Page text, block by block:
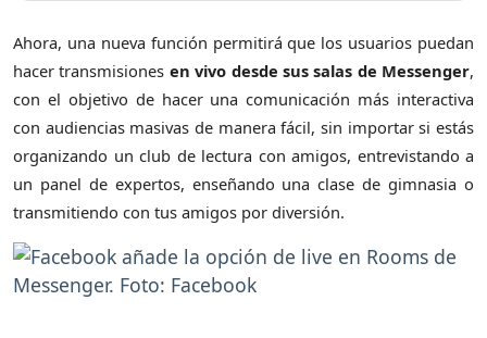
Ahora, una nueva función permitirá que los usuarios puedan
hacer transmisiones en vivo desde sus salas de Messenger,
con el objetivo de hacer una comunicación más interactiva
con audiencias masivas de manera fácil, sin importar si estás
organizando un club de lectura con amigos, entrevistando a
un panel de expertos, enseñando una clase de gimnasia o
transmitiendo con tus amigos por diversión.